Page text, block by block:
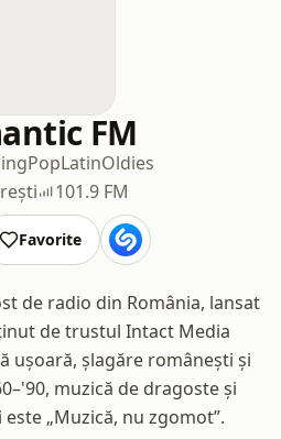
FM
PopLatinOldies
101.9 FM
Favorite
de radio din România, lansat
de trustul Intact Media
ușoară, șlagăre românești și
muzică de dragoste și
„Muzică, nu zgomot”.